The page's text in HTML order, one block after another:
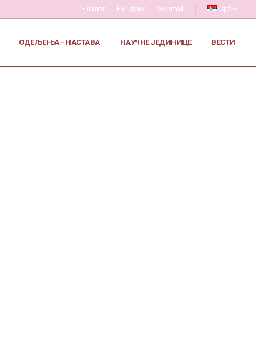
Е-налог Е-индекс webmail Срб
ОДЕЉЕЊА - НАСТАВА НАУЧНЕ ЈЕДИНИЦЕ ВЕСТИ